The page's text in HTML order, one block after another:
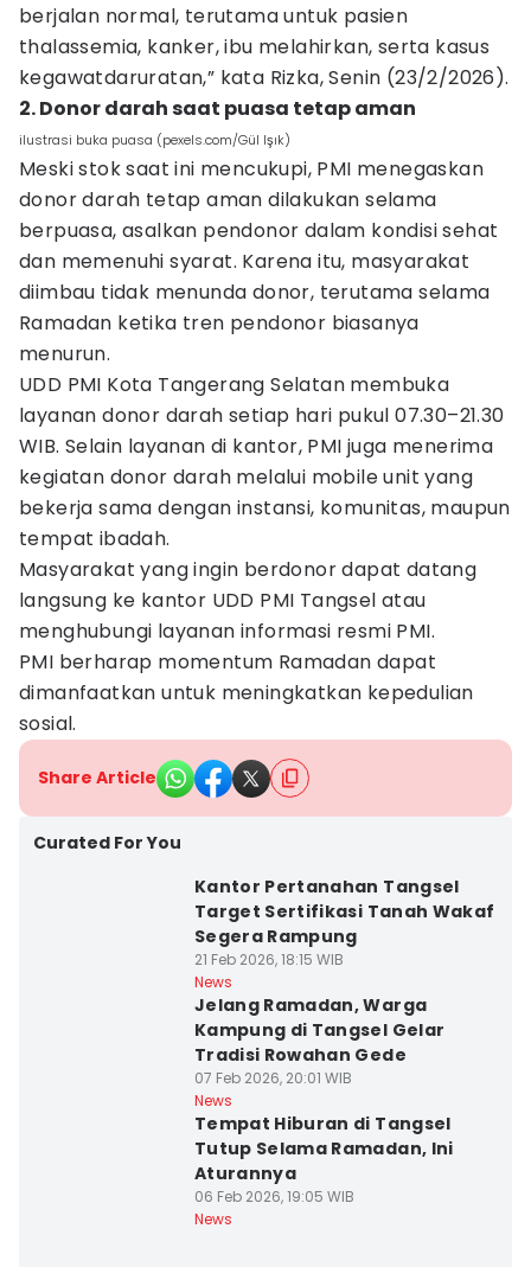
berjalan normal, terutama untuk pasien
thalassemia, kanker, ibu melahirkan, serta kasus
kegawatdaruratan,” kata Rizka, Senin (23/2/2026).
2. Donor darah saat puasa tetap aman
ilustrasi buka puasa (pexels.com/Gül Işık)
Meski stok saat ini mencukupi, PMI menegaskan
donor darah tetap aman dilakukan selama
berpuasa, asalkan pendonor dalam kondisi sehat
dan memenuhi syarat. Karena itu, masyarakat
diimbau tidak menunda donor, terutama selama
Ramadan ketika tren pendonor biasanya
menurun.
UDD PMI Kota Tangerang Selatan membuka
layanan donor darah setiap hari pukul 07.30–21.30
WIB. Selain layanan di kantor, PMI juga menerima
kegiatan donor darah melalui mobile unit yang
bekerja sama dengan instansi, komunitas, maupun
tempat ibadah.
Masyarakat yang ingin berdonor dapat datang
langsung ke kantor UDD PMI Tangsel atau
menghubungi layanan informasi resmi PMI.
PMI berharap momentum Ramadan dapat
dimanfaatkan untuk meningkatkan kepedulian
sosial.
Share Article
Curated For You
Kantor Pertanahan Tangsel
Target Sertifikasi Tanah Wakaf
Segera Rampung
21 Feb 2026, 18:15 WIB
News
Jelang Ramadan, Warga
Kampung di Tangsel Gelar
Tradisi Rowahan Gede
07 Feb 2026, 20:01 WIB
News
Tempat Hiburan di Tangsel
Tutup Selama Ramadan, Ini
Aturannya
06 Feb 2026, 19:05 WIB
News